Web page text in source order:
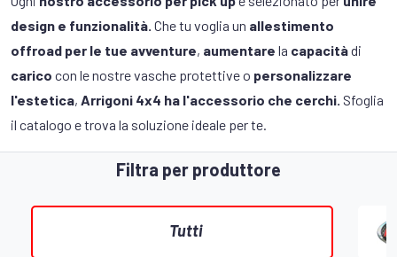
design e funzionalità. Che tu voglia un allestimento
offroad per le tue avventure, aumentare la capacitàdi
carico con le nostre vasche protettive o personalizzare
l'estetica, Arrigoni 4x4 ha l'accessorio che cerchi. Sfoglia
il catalogo e trova la soluzione ideale per te.
Filtra per produttore
Tutti